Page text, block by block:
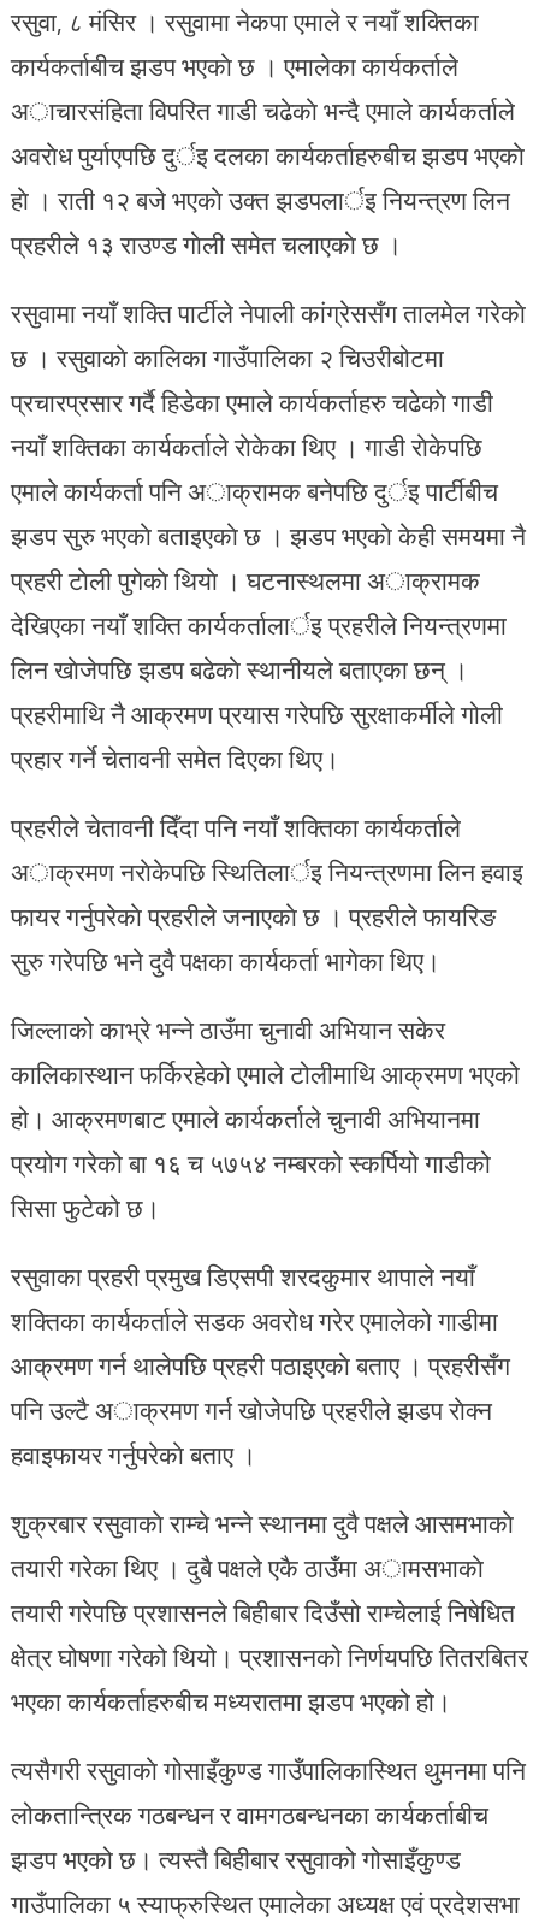
रसुवा, ८ मंसिर । रसुवामा नेकपा एमाले र नयाँ शक्तिका
कार्यकर्ताबीच झडप भएकाे छ । एमालेका कार्यकर्ताले
अाचारसंहिता विपरित गाडी चढेकाे भन्दै एमाले कार्यकर्ताले
अवराेध पुर्याएपछि दुर्इ दलका कार्यकर्ताहरुबीच झडप भएकाे
हाे । राती १२ बजे भएकाे उक्त झडपलार्इ नियन्त्रण लिन
प्रहरीले १३ राउण्ड गाेली समेत चलाएकाे छ ।
रसुवामा नयाँ शक्ति पार्टीले नेपाली कांग्रेससँग तालमेल गरेकाे
छ । रसुवाकाे कालिका गाउँपालिका २ चिउरीबोटमा
प्रचारप्रसार गर्दै हिडेका एमाले कार्यकर्ताहरु चढेकाे गाडी
नयाँ शक्तिका कार्यकर्ताले राेकेका थिए । गाडी राेकेपछि
एमाले कार्यकर्ता पनि अाक्रामक बनेपछि दुर्इ पार्टीबीच
झडप सुरु भएकाे बताइएकाे छ । झडप भएकाे केही समयमा नै
प्रहरी टाेली पुगेकाे थियाे । घटनास्थलमा अाक्रामक
देखिएका नयाँ शक्ति कार्यकर्तालार्इ प्रहरीले नियन्त्रणमा
लिन खाेजेपछि झडप बढेकाे स्थानीयले बताएका छन् ।
प्रहरीमाथि नै आक्रमण प्रयास गरेपछि सुरक्षाकर्मीले गोली
प्रहार गर्ने चेतावनी समेत दिएका थिए।
प्रहरीले चेतावनी दिँदा पनि नयाँ शक्तिका कार्यकर्ताले
अाक्रमण नराेकेपछि स्थितिलार्इ नियन्त्रणमा लिन हवाइ
फायर गर्नुपरेकाे प्रहरीले जनाएकाे छ । प्रहरीले फायरिङ
सुरु गरेपछि भने दुवै पक्षका कार्यकर्ता भागेका थिए।
जिल्लाको काभ्रे भन्ने ठाउँमा चुनावी अभियान सकेर
कालिकास्थान फर्किरहेको एमाले टोलीमाथि आक्रमण भएको
हो। आक्रमणबाट एमाले कार्यकर्ताले चुनावी अभियानमा
प्रयोग गरेको बा १६ च ५७५४ नम्बरको स्कर्पियो गाडीको
सिसा फुटेको छ।
रसुवाका प्रहरी प्रमुख डिएसपी शरदकुमार थापाले नयाँ
शक्तिका कार्यकर्ताले सडक अवरोध गरेर एमालेको गाडीमा
आक्रमण गर्न थालेपछि प्रहरी पठाइएकाे बताए । प्रहरीसँग
पनि उल्टै अाक्रमण गर्न खोजेपछि प्रहरीले झडप राेक्न
हवाइफायर गर्नुपरेकाे बताए ।
शुक्रबार रसुवाकाे राम्चे भन्ने स्थानमा दुवै पक्षले आसमभाकाे
तयारी गरेका थिए । दुबै पक्षले एकै ठाउँमा अामसभाकाे
तयारी गरेपछि प्रशासनले बिहीबार दिउँसो राम्चेलाई निषेधित
क्षेत्र घोषणा गरेको थियो। प्रशासनको निर्णयपछि तितरबितर
भएका कार्यकर्ताहरुबीच मध्यरातमा झडप भएको हो।
त्यसैगरी रसुवाकाे गोसाइँकुण्ड गाउँपालिकास्थित थुमनमा पनि
लोकतान्त्रिक गठबन्धन र वामगठबन्धनका कार्यकर्ताबीच
झडप भएको छ। त्यस्तै बिहीबार रसुवाको गोसाइँकुण्ड
गाउँपालिका ५ स्याफ्रुस्थित एमालेका अध्यक्ष एवं प्रदेशसभा